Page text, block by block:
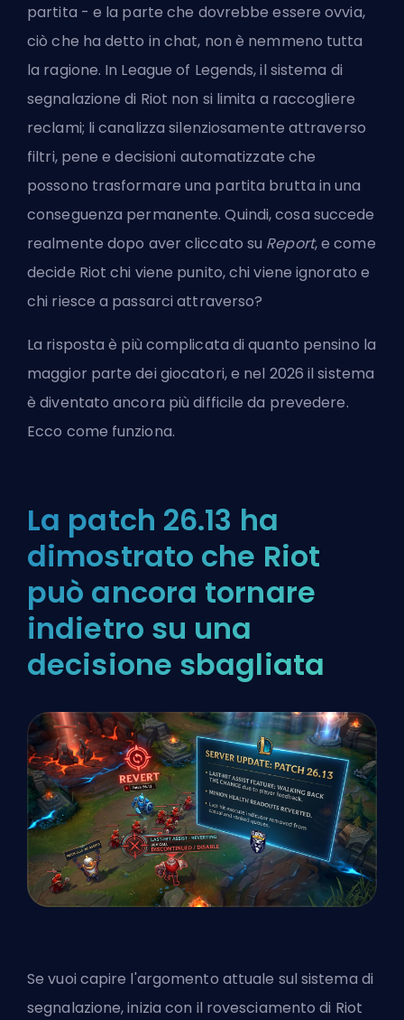
partita - e la parte che dovrebbe essere ovvia,
ciò che ha detto in chat, non è nemmeno tutta
la ragione. In League of Legends, il sistema di
segnalazione di Riot non si limita a raccogliere
reclami; li canalizza silenziosamente attraverso
filtri, pene e decisioni automatizzate che
possono trasformare una partita brutta in una
conseguenza permanente. Quindi, cosa succede
realmente dopo aver cliccato su Report, e come
decide Riot chi viene punito, chi viene ignorato e
chi riesce a passarci attraverso?
La risposta è più complicata di quanto pensino la
maggior parte dei giocatori, e nel 2026 il sistema
è diventato ancora più difficile da prevedere.
Ecco come funziona.
La patch 26.13 ha
dimostrato che Riot
può ancora tornare
indietro su una
decisione sbagliata
Se vuoi capire l'argomento attuale sul sistema di
segnalazione, inizia con il rovesciamento di Riot